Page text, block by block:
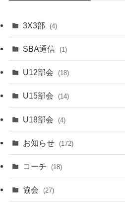
3X3部 (4)
SBA通信 (1)
U12部会 (18)
U15部会 (14)
U18部会 (4)
お知らせ (172)
コーチ (18)
協会 (27)